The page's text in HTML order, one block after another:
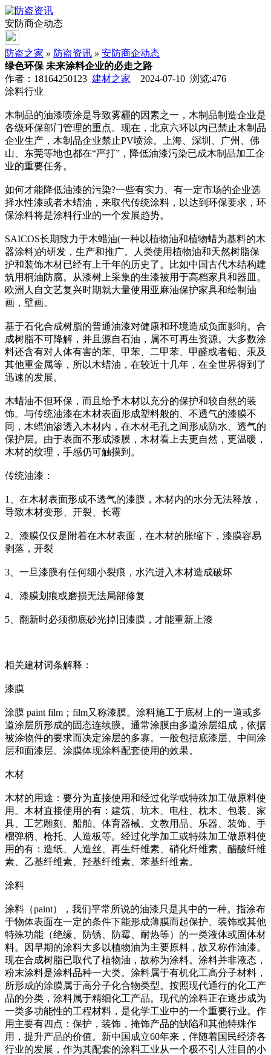
安防商企动态
防盗之家 » 防盗资讯 » 安防商企动态
绿色环保 未来涂料企业的必走之路
作者：18164250123 建材之家 2024-07-10 浏览:476
涂料行业
木制品的油漆喷涂是导致雾霾的因素之一，木制品制造企业是
各级环保部门管理的重点。现在，北京六环以内已禁止木制品
企业生产，木制品企业禁止PV喷涂。上海、深圳、广州、佛
山、东莞等地也都在“严打”，降低油漆污染已成木制品加工企
业的重要任务。
如何才能降低油漆的污染?一些有实力、有一定市场的企业选
择水性漆或者木蜡油，来取代传统涂料，以达到环保要求，环
保涂料将是涂料行业的一个发展趋势。
SAICOS长期致力于木蜡油(一种以植物油和植物蜡为基料的木
器涂料)的研发，生产和推广。人类使用植物油和天然树脂保
护和装饰木材已经有上千年的历史了。比如中国古代木结构建
筑用桐油防腐。从漆树上采集的生漆被用于高档家具和器皿。
欧洲人自文艺复兴时期就大量使用亚麻油保护家具和绘制油
画，壁画。
基于石化合成树脂的普通油漆对健康和环境造成负面影响。合
成树脂不可降解，并且源自石油，属不可再生资源。大多数涂
料还含有对人体有害的苯、甲苯、二甲苯、甲醛或者铅、汞及
其他重金属等，所以木蜡油，在较近十几年，在全世界得到了
迅速的发展。
木蜡油不但环保，而且给予木材以充分的保护和较自然的装
饰。与传统油漆在木材表面形成塑料般的、不透气的漆膜不
同，木蜡油渗透入木材内，在木材毛孔之间形成防水、透气的
保护层。由于表面不形成漆膜，木材看上去更自然，更温暖，
木材的纹理，手感仍可触摸到。
传统油漆：
1、在木材表面形成不透气的漆膜，木材内的水分无法释放，
导致木材变形、开裂、长霉
2、漆膜仅仅是附着在木材表面，在木材的胀缩下，漆膜容易
剥落，开裂
3、一旦漆膜有任何细小裂痕，水汽进入木材造成破坏
4、漆膜划痕或磨损无法局部修复
5、翻新时必须彻底砂光掉旧漆膜，才能重新上漆
相关建材词条解释：
漆膜
涂膜 paint film；film又称漆膜。涂料施工于底材上的一道或多
道涂层所形成的固态连续膜。通常涂膜由多道涂层组成，依据
被涂物件的要求而决定涂层的多寡。一般包括底漆层、中间涂
层和面漆层。涂膜体现涂料配套使用的效果。
木材
木材的用途：要分为直接使用和经过化学或特殊加工做原料使
用。木材直接使用的有：建筑、坑木、电柱、枕木、包装、家
具、工艺雕刻、船舶、体育器械、文教用品、乐器、装饰、手
榴弹柄、枪托、人造板等。经过化学加工或特殊加工做原料使
用的有：造纸、人造丝、再生纤维素、硝化纤维素、醋酸纤维
素、乙基纤维素、羟基纤维素、苯基纤维素。
涂料
涂料（paint），我们平常所说的油漆只是其中的一种。指涂布
于物体表面在一定的条件下能形成薄膜而起保护、装饰或其他
特殊功能（绝缘、防锈、防霉、耐热等）的一类液体或固体材
料。因早期的涂料大多以植物油为主要原料，故又称作油漆。
现在合成树脂已取代了植物油，故称为涂料。涂料并非液态，
粉末涂料是涂料品种一大类。涂料属于有机化工高分子材料，
所形成的涂膜属于高分子化合物类型。按照现代通行的化工产
品的分类，涂料属于精细化工产品。现代的涂料正在逐步成为
一类多功能性的工程材料，是化学工业中的一个重要行业。作
用主要有四点：保护，装饰，掩饰产品的缺陷和其他特殊作
用，提升产品的价值。新中国成立60年来，伴随着国民经济各
行业的发展，作为其配套的涂料工业从一个极不引人注目的小